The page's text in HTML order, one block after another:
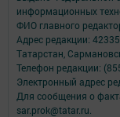
информационных
ФИО главного
Адрес редакции:
Татарстан,
Телефон редакции:
Электронный адрес
Для сообщения о
sar.prok@tatar.ru.